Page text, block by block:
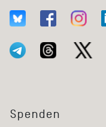
Spenden